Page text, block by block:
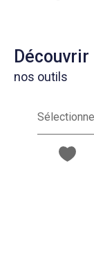
découvrir
nos outils